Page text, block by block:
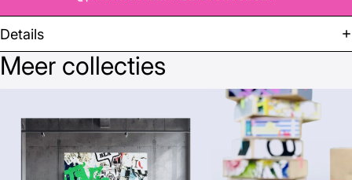
Details
Meer collecties
Houten kistjes →